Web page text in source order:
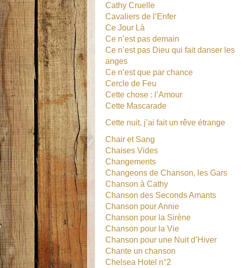
Cathy Cruelle
Cavaliers de l’Enfer
Ce Jour Là
Ce n’est pas demain
Ce n’est pas Dieu qui fait danser les
anges
Ce n’est que par chance
Cercle de Feu
Cette chose : l’Amour
Cette Mascarade
Cette nuit, j’ai fait un rêve étrange
Chair et Sang
Chaises Vides
Changements
Changeons de Chanson, les Gars
Chanson à Cathy
Chanson des Seconds Amants
Chanson pour Annie
Chanson pour la Sirène
Chanson pour la Vie
Chanson pour une Nuit d’Hiver
Chante un chanson
Chelsea Hotel n°2